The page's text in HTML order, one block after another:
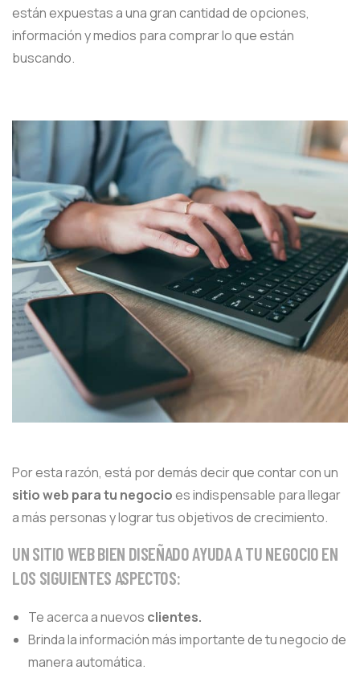
están expuestas a una gran cantidad de opciones,
información y medios para comprar lo que están
buscando.
Por esta razón, está por demás decir que contar con un
sitio web para tu negocioes indispensable para llegar
a más personas y lograr tus objetivos de crecimiento.
UN SITIO WEB BIEN DISEÑADO AYUDA A TU NEGOCIO EN
LOS SIGUIENTES ASPECTOS:
Te acerca a nuevos clientes.
Brinda la información más importante de tu negocio de
manera automática.